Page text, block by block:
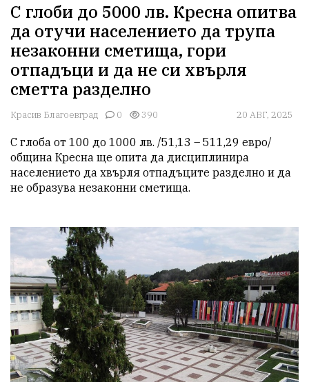
С глоби до 5000 лв. Кресна опитва
да отучи населението да трупа
незаконни сметища, гори
отпадъци и да не си хвърля
сметта разделно
Красив Благоевград 0 390 20 АВГ, 2025
С глоба от 100 до 1000 лв. /51,13 – 511,29 евро/
община Кресна ще опита да дисциплинира
населението да хвърля отпадъците разделно и да
не образува незаконни сметища.